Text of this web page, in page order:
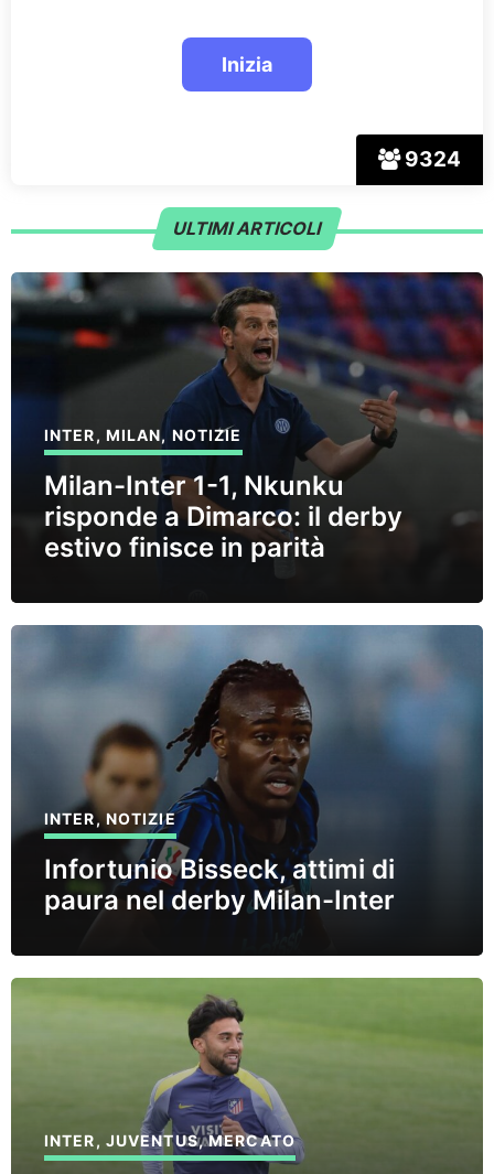
9324
ULTIMI ARTICOLI
INTER, MILAN, NOTIZIE
Milan-Inter 1-1, Nkunku
risponde a Dimarco: il derby
estivo finisce in parità
INTER,NOTIZIE
Infortunio Bisseck, attimi di
paura nel derby Milan-Inter
INTER, JUVENTUS,MERCATO